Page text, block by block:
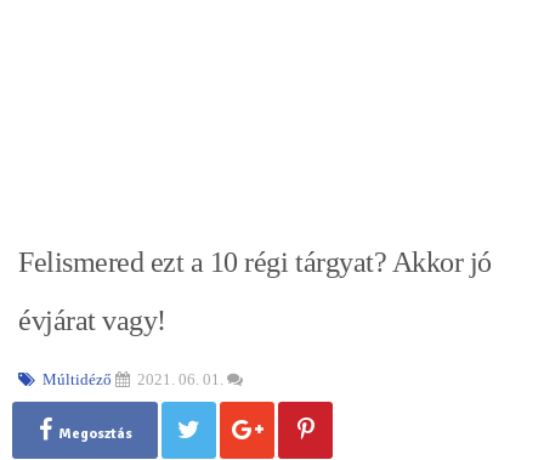
Felismered ezt a 10 régi tárgyat? Akkor jó
évjárat vagy!
Múltidéző 2021. 06. 01.
Megosztás